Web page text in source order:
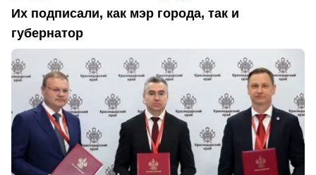
Их подписали, как мэр города, так и
губернатор